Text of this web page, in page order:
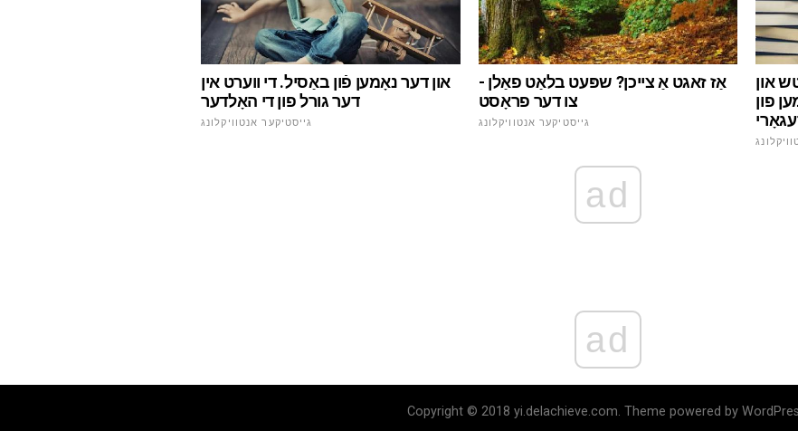
און דער נאָמען פֿון באַסיל. די ווערט אין
דער גורל פון די האָלדער
גייסטיקער אנטוויקלונג
אַז זאגט אַ צייכן? שפּעט בלאַט פאַלן -
צו דער פראָסט
גייסטיקער אנטוויקלונג
און
פון
ad
ad
Copyright © 2018 yi.delachieve.com. Theme powered by